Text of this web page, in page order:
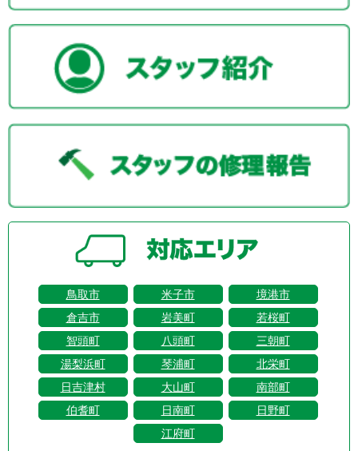
鳥取市 米子市
境港市
倉吉市
岩美町
若桜町
智頭町
八頭町
三朝町
湯梨浜町
琴浦町
北栄町
日吉津村
大山町
南部町
伯耆町
日南町
日野町
江府町